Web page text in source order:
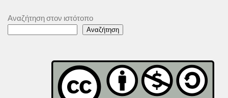
Αναζήτηση στον ιστότοπο
Αναζήτηση